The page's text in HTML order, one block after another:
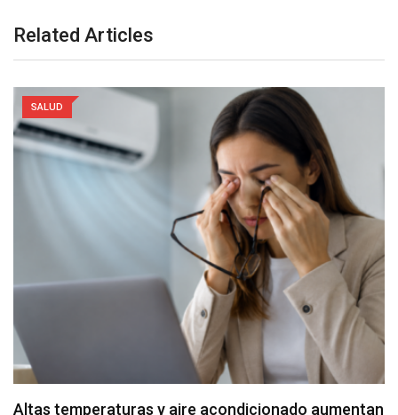
Related Articles
SALUD
Altas temperaturas y aire acondicionado aumentan